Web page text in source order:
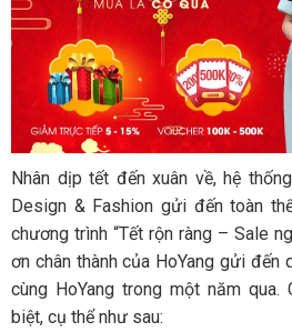
Nhân dịp tết đến xuân về, hệ
Design & Fashion gửi đến toàn
chương trình “Tết rộn ràng – Sale
ơn chân thành của HoYang gửi đến
cùng HoYang trong một năm
biệt, cụ thể như sau: